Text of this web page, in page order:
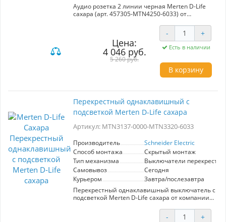
Аудио розетка 2 линии черная Merten D-Life
сахара (арт. 457305-MTN4250-6033) от
интеграции аудиосистем в вашем доме или
офисе. Этот продукт выполнен в элегантном
цвете сахара, что делает его стильным
дополнением к любому интерьеру. Розетка
предназначена для подключения
аудиоустройств, обеспечивая качественное
воспроизведение звука. Механизм разработан
надежность, что гарантирует долговечность в
эксплуатации. Простая установка и
совместимость с другими изделиями Merten
D-Life делают эту розетку универсальным
Выбирайте стиль и функциональность с аудио
Цена:
4 046 руб.
5 260 руб.
- +
Есть в наличии
В корзину
Перекрестный однаклавишный с
подсветкой Merten D-Life сахара
Артикул: MTN3137-0000-MTN3320-6033
Производитель
Schneider Electric
Способ монтажа
Скрытый монтаж
Тип механизма
Выключатели
Самовывоз
Сегодня
Курьером
Завтра/послезавтра
Перекрестный однаклавишный выключатель с
подсветкой Merten D-Life сахара от компании
для современных интерьеров. Артикул
MTN3137-0000-MTN3320-6033 гарантирует
- +